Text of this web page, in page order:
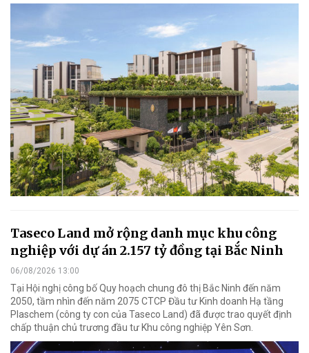
Taseco Land mở rộng danh mục khu công
nghiệp với dự án 2.157 tỷ đồng tại Bắc Ninh
06/08/2026 13:00
Tại Hội nghị công bố Quy hoạch chung đô thị Bắc Ninh đến năm
2050, tầm nhìn đến năm 2075 CTCP Đầu tư Kinh doanh Hạ tầng
Plaschem (công ty con của Taseco Land) đã được trao quyết định
chấp thuận chủ trương đầu tư Khu công nghiệp Yên Sơn.